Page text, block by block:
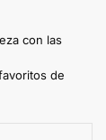
con las
de